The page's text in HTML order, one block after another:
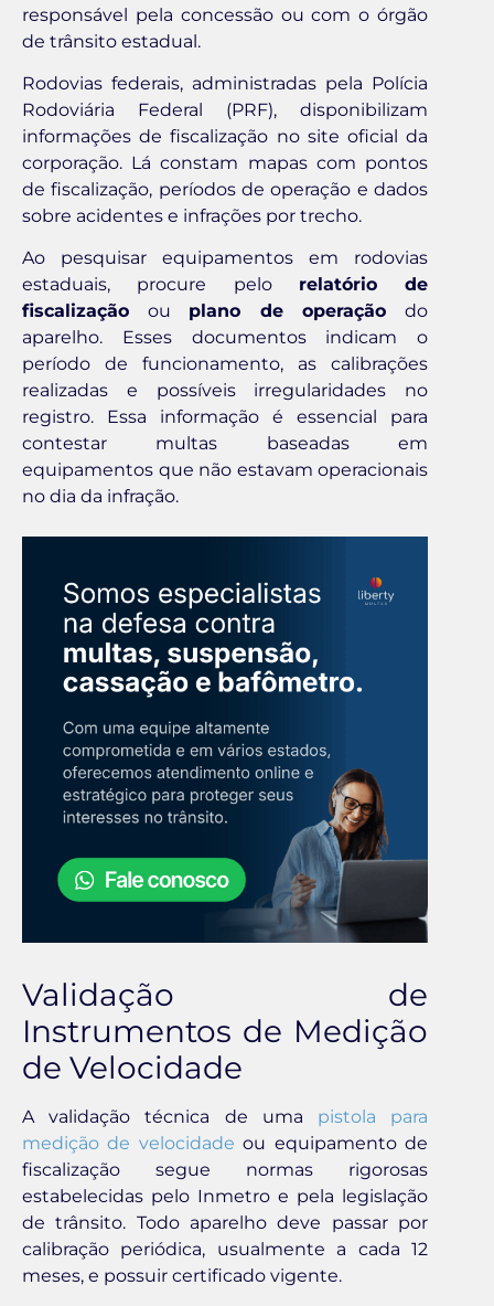
responsável pela concessão ou com o órgão
de trânsito estadual.
Rodovias federais, administradas pela Polícia
Rodoviária Federal (PRF), disponibilizam
informações de fiscalização no site oficial da
corporação. Lá constam mapas com pontos
de fiscalização, períodos de operação e dados
sobre acidentes e infrações por trecho.
Ao pesquisar equipamentos em rodovias
estaduais, procure pelo relatório de
fiscalização ou plano de operação do
aparelho. Esses documentos indicam o
período de funcionamento, as calibrações
realizadas e possíveis irregularidades no
registro. Essa informação é essencial para
contestar multas baseadas em
equipamentos que não estavam operacionais
no dia da infração.
Validação de
Instrumentos de Medição
de Velocidade
A validação técnica de uma pistola para
medição de velocidade ou equipamento de
fiscalização segue normas rigorosas
estabelecidas pelo Inmetro e pela legislação
de trânsito. Todo aparelho deve passar por
calibração periódica, usualmente a cada 12
meses, e possuir certificado vigente.